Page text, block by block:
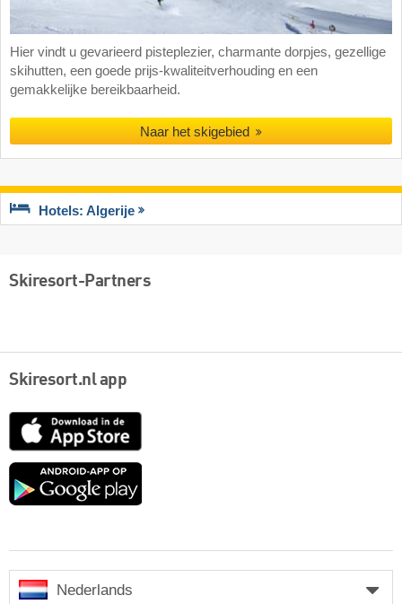
Hier vindt u gevarieerd pisteplezier, charmante dorpjes, gezellige
skihutten, een goede prijs-kwaliteitverhouding en een
gemakkelijke bereikbaarheid.
Naar het skigebied
Hotels: Algerije
Skiresort-Partners
Skiresort.nl app
App
Google
Nederlands